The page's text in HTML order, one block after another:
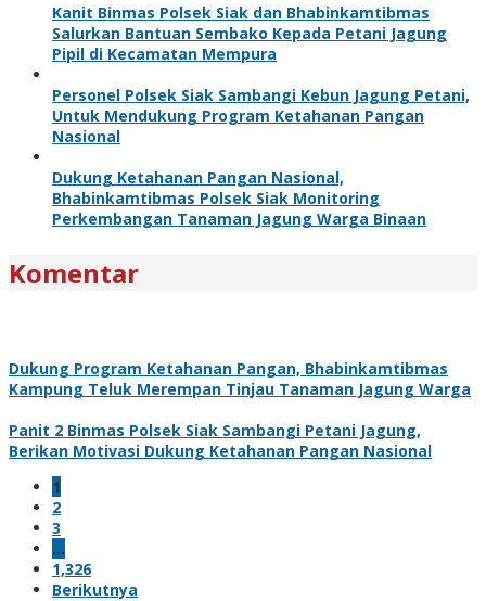
Kanit Binmas Polsek Siak dan Bhabinkamtibmas
Salurkan Bantuan Sembako Kepada Petani Jagung
Pipil di Kecamatan Mempura
Personel Polsek Siak Sambangi Kebun Jagung Petani,
Untuk Mendukung Program Ketahanan Pangan
Nasional
Dukung Ketahanan Pangan Nasional,
Bhabinkamtibmas Polsek Siak Monitoring
Perkembangan Tanaman Jagung Warga Binaan
Komentar
Dukung Program Ketahanan Pangan, Bhabinkamtibmas
Kampung Teluk Merempan Tinjau Tanaman Jagung Warga
Panit 2 Binmas Polsek Siak Sambangi Petani Jagung,
Berikan Motivasi Dukung Ketahanan Pangan Nasional
1
2
3
…
1,326
Berikutnya